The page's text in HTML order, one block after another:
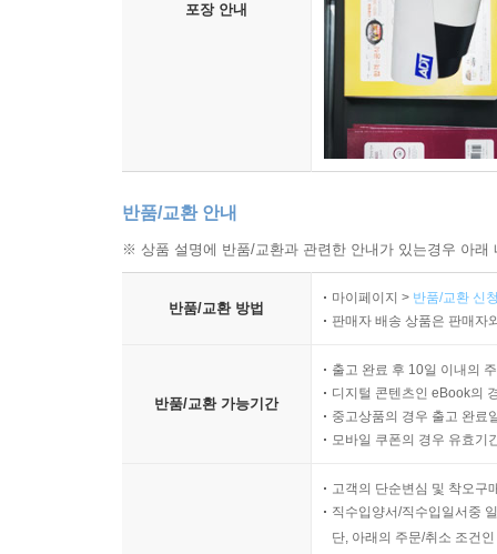
포장 안내
반품/교환 안내
※ 상품 설명에 반품/교환과 관련한 안내가 있는경우 아
반품/교환 방법
마이페이지 > 반품/교환 신
판매자 배송 상품은 판매자
반품/교환 가능기간
출고 완료 후 10일 이내의
디지털 콘텐츠인 eBook의
중고상품의 경우 출고 완료
모바일 쿠폰의 경우 유효기
고객의 단순변심 및 착오구
직수입양서/직수입일서중
단, 아래의 주문/취소 조건